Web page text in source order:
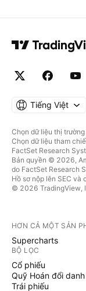
Tiếng Việt
Chọn dữ liệu thị
Chọn dữ liệu tham
FactSet Research
Bản quyền © 2026,
do FactSet Research
Hồ sơ nộp lên SEC và
© 2026 TradingView,
HƠN CẢ MỘT SẢN
Supercharts
BỘ LỌC
Cổ phiếu
Quỹ Hoán đổi
Trái phiếu